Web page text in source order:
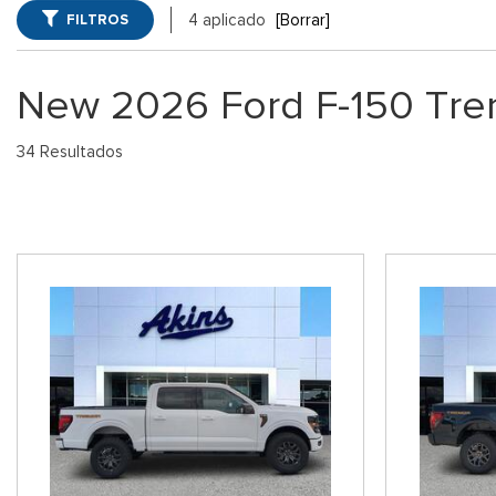
Jeep
Ram
Vans
Híbridos & Eléctricos
SUVs Ford
Vehículos
FILTROS 4 aplicado [Borrar]
New 2026 Ford F-150
34 Resultados